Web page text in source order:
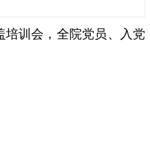
培训会，全院党员、入党